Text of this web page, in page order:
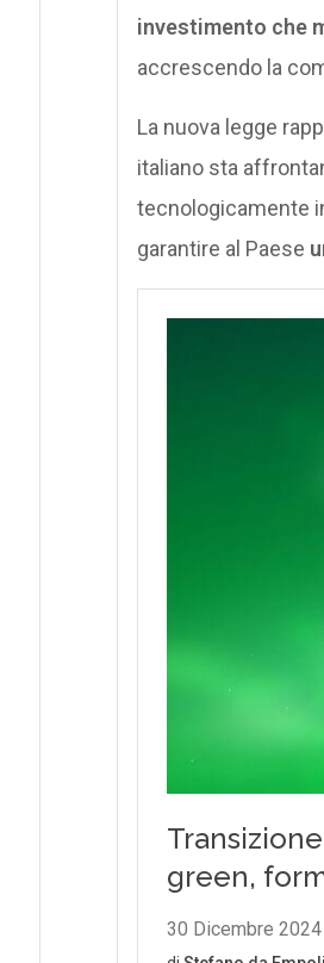
investimento che
accrescendo la
La nuova legge
italiano sta
tecnologicamente
garantire al Paese